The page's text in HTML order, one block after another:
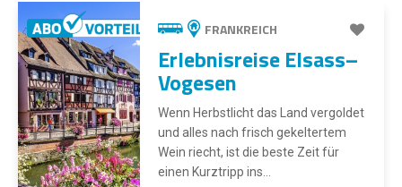
FRANKREICH
Erlebnisreise Elsass–
Vogesen
Wenn Herbstlicht das Land vergoldet
und alles nach frisch gekeltertem
Wein riecht, ist die beste Zeit für
einen Kurztripp ins...